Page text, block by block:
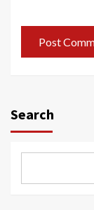
Search